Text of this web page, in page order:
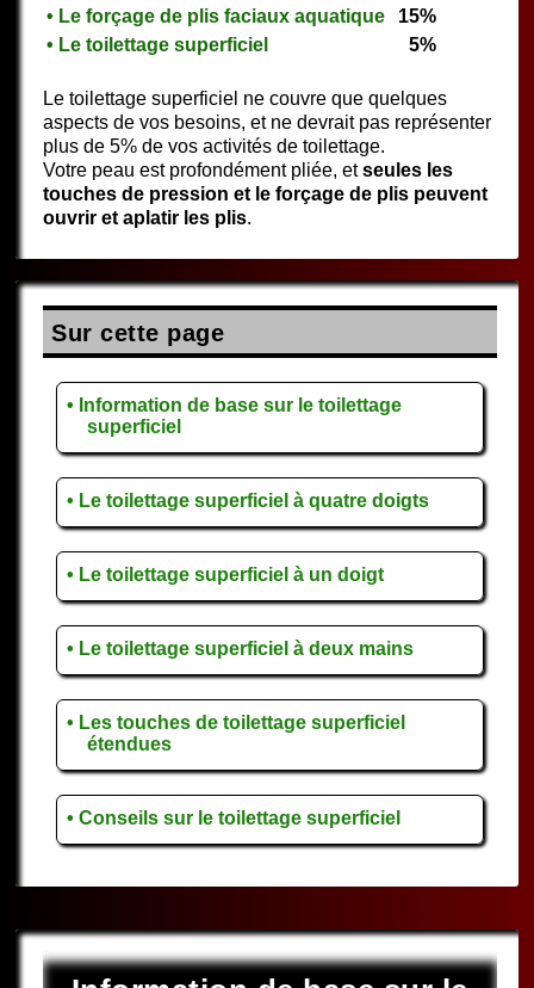
• Le forçage de plis faciaux aquatique
15%
• Le toilettage superficiel
5%
Le toilettage superficiel ne couvre que quelques
aspects de vos besoins, et ne devrait pas représenter
plus de 5% de vos activités de toilettage.
Votre peau est profondément pliée, etseules les
touches de pression et le forçage de plis peuvent
ouvrir et aplatir les plis.
Sur cette page
• Information de base sur le toilettage
superficiel
• Le toilettage superficiel à quatre doigts
• Le toilettage superficiel à un doigt
• Le toilettage superficiel à deux mains
• Les touches de toilettage superficiel
étendues
• Conseils sur le toilettage superficiel